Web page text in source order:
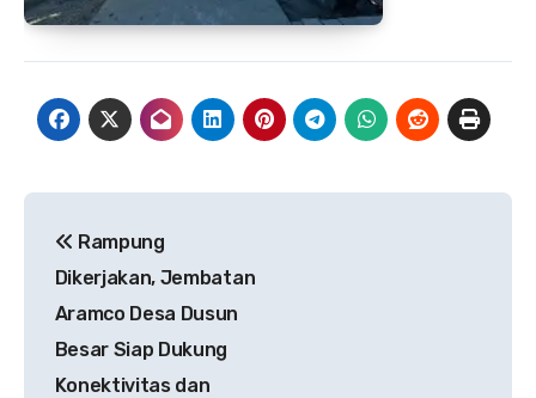
pos
Rampung
Dikerjakan, Jembatan
Aramco Desa Dusun
Besar Siap Dukung
Konektivitas dan